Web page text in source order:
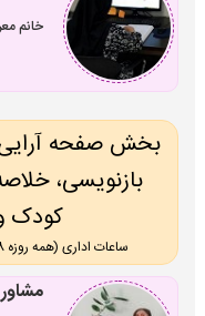
خانم
بخش صفحه آرایی،
بازنویسی،
کودک
ساعات اداری (همه روزه 8 صبح تا 6 عصر، پنج شنبه ها تا 3 عصر )